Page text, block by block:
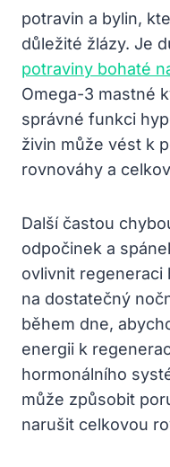
potravin a bylin,
důležité žlázy. Je
potraviny bohaté
Omega-3 mastné
správné funkci
živin může vést k
rovnováhy a
Další častou
odpočinek a
ovlivnit regeneraci
na dostatečný
během dne,
energii k
hormonálního
může způsobit
narušit celkovou